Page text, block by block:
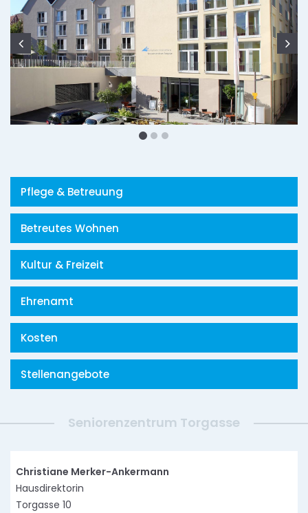
Pflege & Betreuung
Betreutes Wohnen
Kultur & Freizeit
Ehrenamt
Kosten
Stellenangebote
Seniorenzentrum Torgasse
Christiane Merker-Ankermann
Hausdirektorin
Torgasse 10